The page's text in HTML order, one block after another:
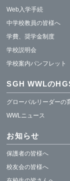
Web入学手続
中学校教員の皆様へ
学費、奨学金制度
学校説明会
学校案内パンフレット
SGH WWLの
グローバルリーダーの
WWLニュース
お知らせ
保護者の皆様へ
校友会の皆様へ